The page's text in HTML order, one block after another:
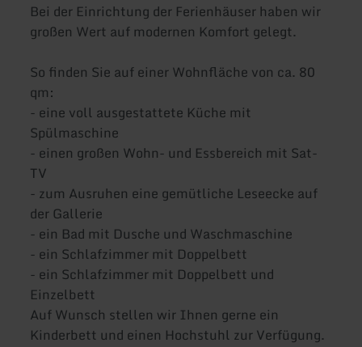
Bei der Einrichtung der Ferienhäuser haben wir
großen Wert auf modernen Komfort gelegt.
So finden Sie auf einer Wohnfläche von ca. 80
qm:
- eine voll ausgestattete Küche mit
Spülmaschine
- einen großen Wohn- und Essbereich mit Sat-
TV
- zum Ausruhen eine gemütliche Leseecke auf
der Gallerie
- ein Bad mit Dusche und Waschmaschine
- ein Schlafzimmer mit Doppelbett
- ein Schlafzimmer mit Doppelbett und
Einzelbett
Auf Wunsch stellen wir Ihnen gerne ein
Kinderbett und einen Hochstuhl zur Verfügung.